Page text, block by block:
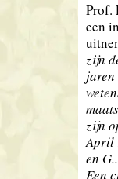
Prof.
een
zijn
jaren
zijn
April
en
Een